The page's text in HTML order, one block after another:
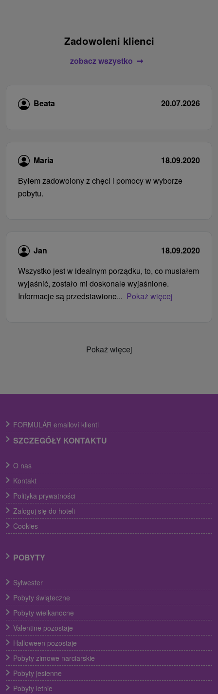
Zadowoleni klienci
zobacz wszystko
Beata 20.07.2026
Maria
18.09.2020
Byłem zadowolony z chęci i pomocy w wyborze
pobytu.
Jan
18.09.2020
Wszystko jest w idealnym porządku, to, co musiałem
wyjaśnić, zostało mi doskonale wyjaśnione.
Informacje są przedstawione... Pokaż więcej
Pokaż więcej
FORMULÁR emailoví klienti
SZCZEGÓŁY KONTAKTU
O nas
Kontakt
Polityka prywatności
Zaloguj się do hoteli
Cookies
POBYTY
Sylwester
Pobyty świąteczne
Pobyty wielkanocne
Valentine pozostaje
Halloween pozostaje
Pobyty zimowe narciarskie
Pobyty jesienne
Pobyty letnie